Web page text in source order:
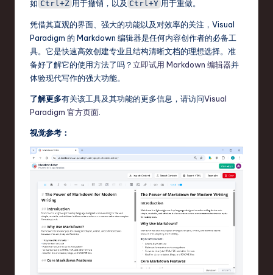
如 Ctrl+Z 用于撤销，以及 Ctrl+Y 用于重做。
凭借其直观的界面、强大的功能以及对效率的关注，Visual
Paradigm 的 Markdown 编辑器是任何内容创作者的必备工
具。它是快速高效创建专业且结构清晰文档的理想选择。准
备好了解它的使用方法了吗？ 立即试用 Markdown 编辑器并
体验现代写作的强大功能。
了解更多有关该工具及其功能的更多信息，请访问Visual
Paradigm 官方页面
视觉参考：